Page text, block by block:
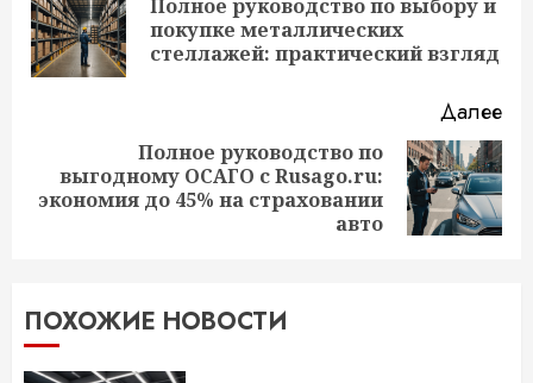
Полное руководство по выбору и
покупке металлических
стеллажей: практический взгляд
Далее
Следующая
запись:
Полное руководство по
выгодному ОСАГО с Rusago.ru:
экономия до 45% на страховании
авто
ПОХОЖИЕ НОВОСТИ